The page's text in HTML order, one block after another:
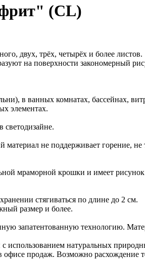
(CL)
двух, трёх, четырёх и более листов.
на поверхности закономерный
в ванных комнатах, бассейнах,
элементах.
светодизайне.
не поддерживает горение,
мраморной крошки и имеет
стягиваться по длине до 2 см.
размер и более.
запатентованную технологию.
использованием натуральных
продаж. Возможно расхождение